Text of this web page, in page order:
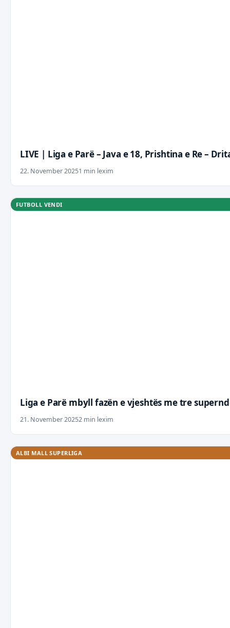
LIVE | Liga e Parë – Java e 18, Prishtina e Re –
22. November 20251 min lexim
FUTBOLL VENDI
Liga e Parë mbyll fazën e vjeshtës me tre
21. November 20252 min lexim
ALBI MALL SUPERLIGA